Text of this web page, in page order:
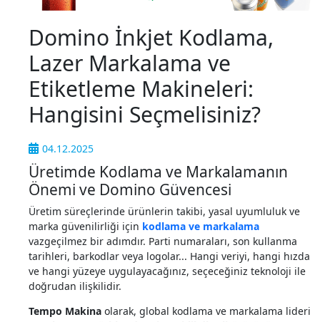
Domino İnkjet Kodlama,
Lazer Markalama ve
Etiketleme Makineleri:
Hangisini Seçmelisiniz?
04.12.2025
Üretimde Kodlama ve Markalamanın
Önemi ve Domino Güvencesi
Üretim süreçlerinde ürünlerin takibi, yasal uyumluluk ve
marka güvenilirliği için kodlama ve markalama
vazgeçilmez bir adımdır. Parti numaraları, son kullanma
tarihleri, barkodlar veya logolar... Hangi veriyi, hangi hızda
ve hangi yüzeye uygulayacağınız, seçeceğiniz teknoloji ile
doğrudan ilişkilidir.
Tempo Makina olarak, global kodlama ve markalama lideri